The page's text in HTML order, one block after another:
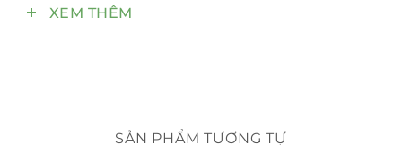
XEM THÊM
SẢN PHẨM TƯƠNG TỰ